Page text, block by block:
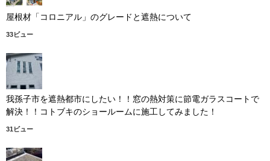
屋根材「コロニアル」のグレードと遮熱について
33ビュー
我孫子市を遮熱都市にしたい！！窓の熱対策に節電ガラスコートで
解決！！コトブキのショールームに施工してみました！
31ビュー